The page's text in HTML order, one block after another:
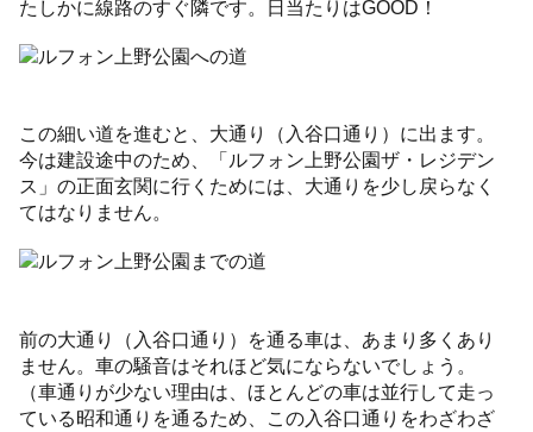
たしかに線路のすぐ隣です。日当たりはGOOD！
この細い道を進むと、大通り（入谷口通り）に出ます。
今は建設途中のため、「ルフォン上野公園ザ・レジデン
ス」の正面玄関に行くためには、大通りを少し戻らなく
てはなりません。
前の大通り（入谷口通り）を通る車は、あまり多くあり
ません。車の騒音はそれほど気にならないでしょう。
（車通りが少ない理由は、ほとんどの車は並行して走っ
ている昭和通りを通るため、この入谷口通りをわざわざ